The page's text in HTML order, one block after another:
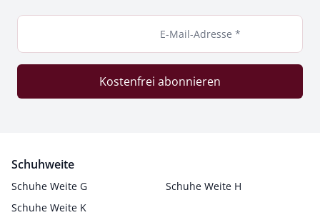
E-Mail-Adresse *
Kostenfrei abonnieren
Schuhweite
Schuhe Weite G
Schuhe Weite H
Schuhe Weite K